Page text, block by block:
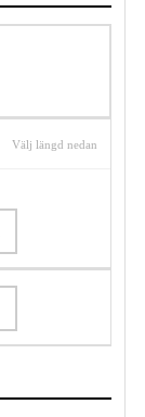
Välj längd nedan